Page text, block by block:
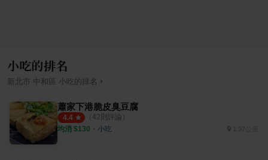
小吃的排名
新北市 中和區 小吃 的排名 ›
蕭家下港脆皮臭豆腐
4.4 （ 42則評論）
均消 $130 ・ 小吃 1.97公里